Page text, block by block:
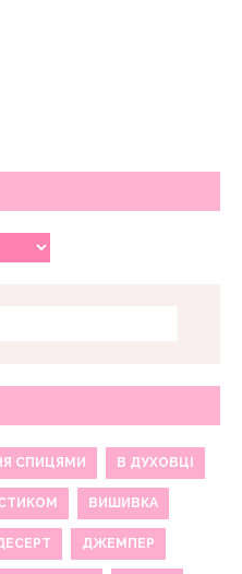
СПИЦЯМИ В ДУХОВЦІ
ВИШИВКА
ДЖЕМПЕР